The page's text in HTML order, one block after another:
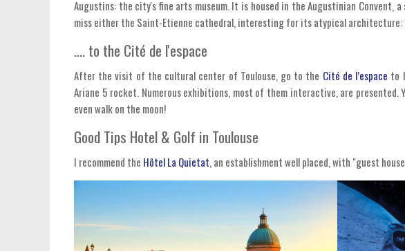
Augustins: the city's fine arts museum. It is housed in the Augustinian
miss either the Saint-Etienne cathedral, interesting for its atypical architecture:
.... to the Cité de l'espace
After the visit of the cultural center of Toulouse, go to the Cité de l’espace to
Ariane 5 rocket. Numerous exhibitions, most of them interactive, are
even walk on the moon!
Good Tips Hotel & Golf in Toulouse
I recommend the Hôtel La Quietat, an establishment well placed, with "guest